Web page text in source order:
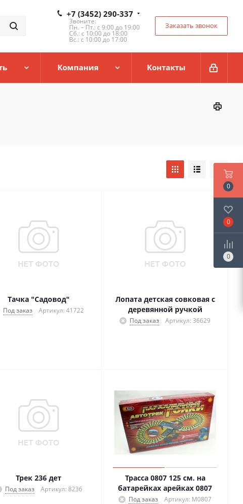
+7 (3452) 290-337
Звоните:
Пн. – Пт.: с 9:00 до 19:00
Сб.: с 10:00 до 18:00
Вс.: с 10:00 до 17:00
Заказать звонок
Компания Контакты
Тачка "Садовод"
Под заказ Артикул: 41722
Лопата детская совковая с
деревянной ручкой
Под заказ Артикул: 36629
Трек 236 дет
Под заказ Артикул: 8236
Трасса 0807 125 см. на
батарейках арейках 0807
Под заказ Артикул: М0807
0
0
0